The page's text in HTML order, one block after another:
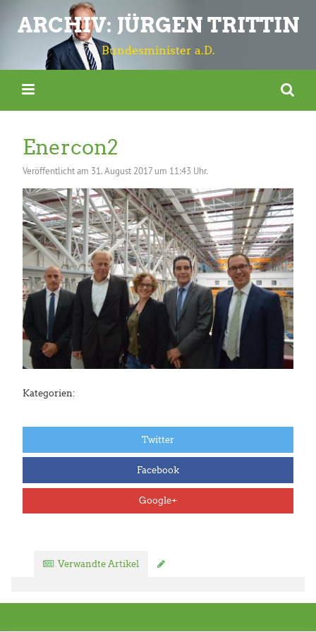
ARCHIV: JÜRGEN TRITTIN
Bundesminister a.D.
Enercon2
Veröffentlicht am 31. August 2017 um 11:43 Uhr.
Kategorien:
Twitter
Facebook
Google+
Verwandte Artikel